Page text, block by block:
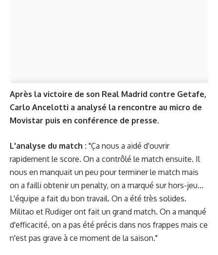
Après la victoire de son Real Madrid contre Getafe,
Carlo Ancelotti a analysé la rencontre au micro de
Movistar puis en conférence de presse.
L'analyse du match : "Ça nous a aidé d'ouvrir
rapidement le score. On a contrôlé le match ensuite. Il
nous en manquait un peu pour terminer le match mais
on a failli obtenir un penalty, on a marqué sur hors-jeu...
L'équipe a fait du bon travail. On a été très solides.
Militao et Rudiger ont fait un grand match. On a manqué
d'efficacité, on a pas été précis dans nos frappes mais ce
n'est pas grave à ce moment de la saison."